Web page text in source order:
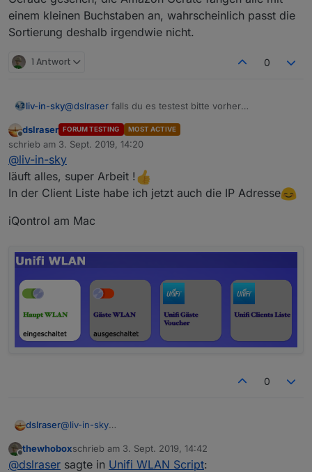
einem kleinen Buchstaben an, wahrscheinlich passt die
Sortierung deshalb irgendwie nicht.
1 Antwort 0
liv-in-sky@dslraser falls du es testest bitte vorher
gehe jetzt kurz rasenmähen - muss mal vom rechner
weg :-)
Offline
dslraser FORUM TESTING MOST ACTIVE
schrieb am 3. Sept. 2019, 14:20
zuletzt editiert von
@liv-in-sky
läuft alles, super Arbeit !
In der Client Liste habe ich jetzt auch die IP Adresse
iQontrol am Mac
0
dslraser@liv-in-sky
Ich habe eine alphabetische Reihenfolge, bis auf alle
Amazon ECHO Geräte habe sich
Offline
thewhoboxschrieb am 3. Sept. 2019, 14:42
zuletzt editiert von
@dslraser sagte in Unifi WLAN Script: